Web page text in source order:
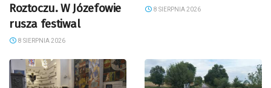
Roztoczu. W Józefowie
rusza festiwal
8 SIERPNIA 2026
8 SIERPNIA 2026